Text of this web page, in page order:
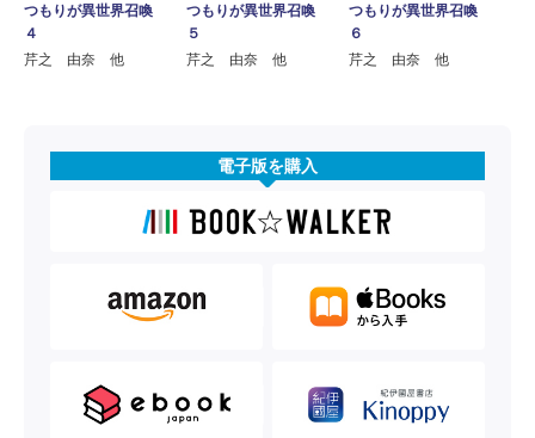
つもりが異世界召喚
４
芹之 由奈 他
つもりが異世界召喚
５
芹之 由奈 他
つもりが異世界召喚
６
芹之 由奈 他
電子版を購入